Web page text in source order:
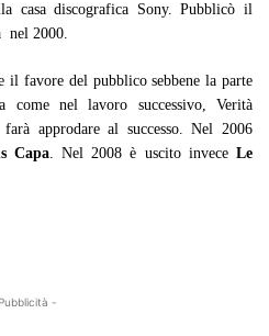
casa discografica Sony. Pubblicò il
nel 2000.
favore del pubblico sebbene la parte
come nel lavoro successivo, Verità
approdare al successo. Nel 2006
Capa. Nel 2008 è uscito inveceLe
-